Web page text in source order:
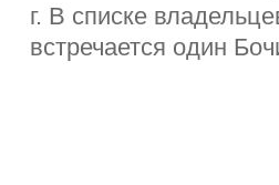
г. В списке
встречается один